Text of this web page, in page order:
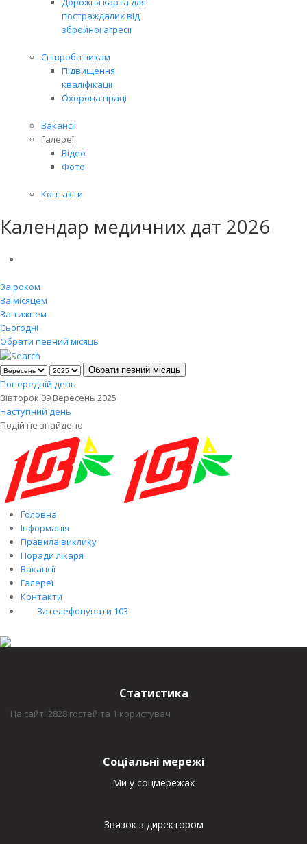
постраждалих від
збройної агресії
Співробітникам
Підвищення
кваліфікації
Охорона праці
Вакансії
Галереї
Відео
Фото
Контакти
Календар медичних дат 2026
За роком
За місяцем
За тижнем
Сьогодні
Обрати певний місяць
Обрати певний місяць
Попередній день
Вівторок 09 Вересень 2025
Наступний день
Подій не знайдено
Головна
Інформація
Правила виклику
Поради лікаря
Вакансії
Галереї
Контакти
Зателефонувати 103
Статистика
На сайті 2828 гостей та 1 користувач
Соціальні мережі
Ми у соцмережах
Звязок з директором